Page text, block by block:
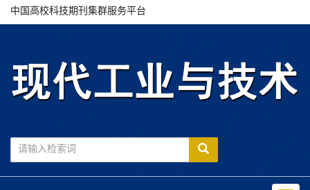
中国高校科技期刊集群服务平台